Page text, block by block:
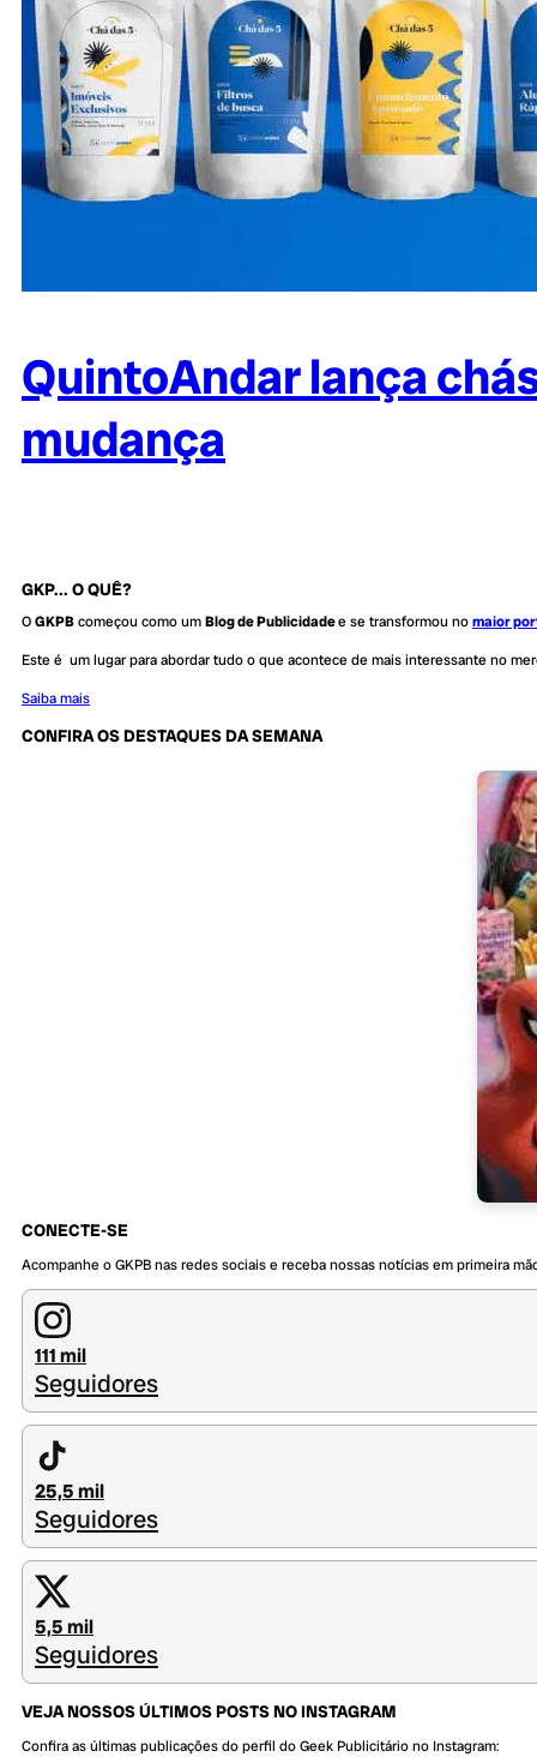
QuintoAndar lança
mudança
GKP... O QUÊ?
OGKPBcomeçou como umBlog de Publicidadee se transformou nomaior
Este é um lugar para abordar tudo o que acontece de mais interessante no
Saiba mais
CONFIRA OS DESTAQUES DA SEMANA
CONECTE-SE
Acompanhe o GKPB nas redes sociais e receba nossas notícias em primeira
111 mil
Seguidores
25,5 mil
Seguidores
5,5 mil
Seguidores
VEJA NOSSOS ÚLTIMOS POSTS NO INSTAGRAM
Confira as últimas publicações do perfil do Geek Publicitário no Instagram: